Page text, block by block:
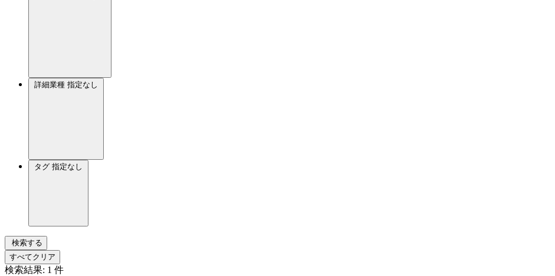
詳細業種 指定なし
タグ 指定なし
検索する
すべてクリア
検索結果: 1 件